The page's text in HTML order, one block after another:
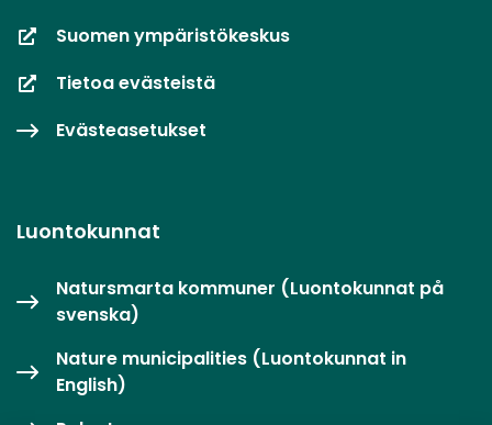
Suomen ympäristökeskus
Tietoa evästeistä
Evästeasetukset
Luontokunnat
Natursmarta kommuner (Luontokunnat på
svenska)
Nature municipalities (Luontokunnat in
English)